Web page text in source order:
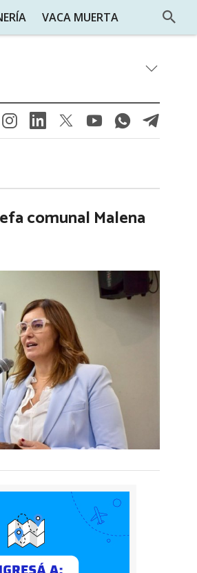
VACA MUERTA
comunal Malena